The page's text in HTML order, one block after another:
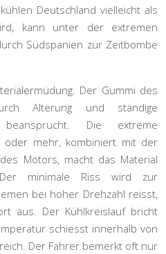
Deutschland vielleicht als
kann unter der extremen
Südspanien zur Zeitbombe
. Der Gummi des
Alterung und ständige
beansprucht. Die extreme
oder mehr, kombiniert mit der
Motors, macht das Material
minimale Riss wird zur
bei hoher Drehzahl reisst,
aus. Der Kühlkreislauf bricht
schiesst innerhalb von
Der Fahrer bemerkt oft nur